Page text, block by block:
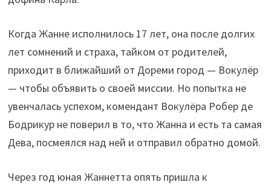
Когда Жанне исполнилось 17 лет, она после долгих
лет сомнений и страха, тайком от родителей,
приходит в ближайший от Дореми город — Вокулёр
— чтобы объявить о своей миссии. Но попытка не
увенчалась успехом, комендант Вокулёра Робер де
Бодрикур не поверил в то, что Жанна и есть та самая
Дева, посмеялся над ней и отправил обратно домой.
Через год юная Жаннетта опять пришла к